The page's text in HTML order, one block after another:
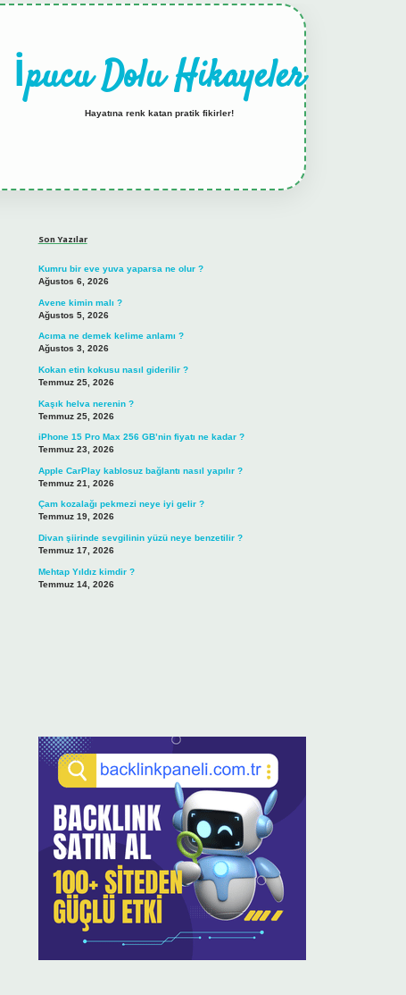
İpucu Dolu Hikayeler
Hayatına renk katan pratik fikirler!
Son Yazılar
Kumru bir eve yuva yaparsa ne olur ?
Ağustos 6, 2026
Avene kimin malı ?
Ağustos 5, 2026
Acıma ne demek kelime anlamı ?
Ağustos 3, 2026
Kokan etin kokusu nasıl giderilir ?
Temmuz 25, 2026
Kaşık helva nerenin ?
Temmuz 25, 2026
iPhone 15 Pro Max 256 GB’nin fiyatı ne kadar ?
Temmuz 23, 2026
Apple CarPlay kablosuz bağlantı nasıl yapılır ?
Temmuz 21, 2026
Çam kozalağı pekmezi neye iyi gelir ?
Temmuz 19, 2026
Divan şiirinde sevgilinin yüzü neye benzetilir ?
Temmuz 17, 2026
Mehtap Yıldız kimdir ?
Temmuz 14, 2026